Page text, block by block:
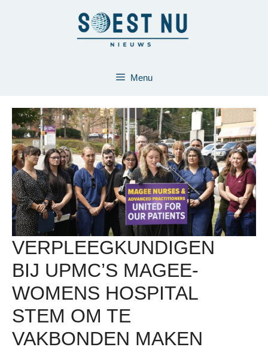
Menu
VERPLEEGKUNDIGEN
BIJ UPMC’S MAGEE-
WOMENS HOSPITAL
STEM OM TE
VAKBONDEN MAKEN